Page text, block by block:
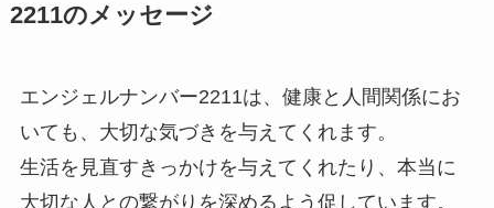
2211のメッセージ
エンジェルナンバー2211は、健康と人間関係にお
いても、大切な気づきを与えてくれます。
生活を見直すきっかけを与えてくれたり、本当に
大切な人との繋がりを深めるよう促しています。